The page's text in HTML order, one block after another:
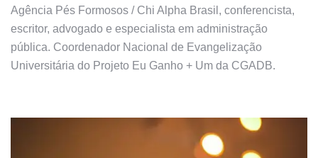
Agência Pés Formosos / Chi Alpha Brasil, conferencista,
escritor, advogado e especialista em administração
pública. Coordenador Nacional de Evangelização
Universitária do Projeto Eu Ganho + Um da CGADB.